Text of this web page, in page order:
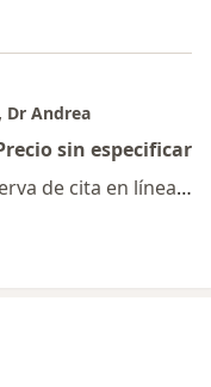
Dr Andrea
sin especificar
Este especialista no ofrece reserva de cita en línea en esta dirección.